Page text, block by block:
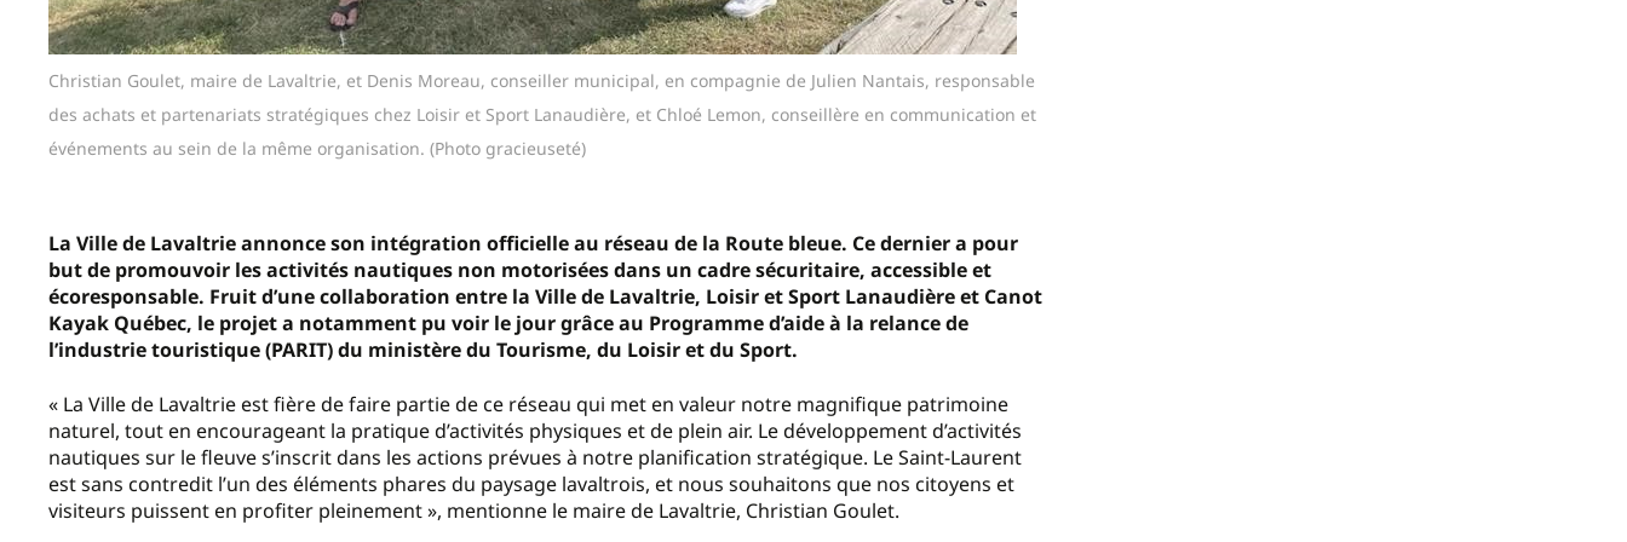
Christian Goulet, maire de Lavaltrie, et Denis Moreau, conseiller municipal, en compagnie de Julien Nantais, responsable
des achats et partenariats stratégiques chez Loisir et Sport Lanaudière, et Chloé Lemon, conseillère en communication et
événements au sein de la même organisation. (Photo gracieuseté)
La Ville de Lavaltrie annonce son intégration officielle au réseau de la Route bleue. Ce dernier a pour
but de promouvoir les activités nautiques non motorisées dans un cadre sécuritaire, accessible et
écoresponsable. Fruit d’une collaboration entre la Ville de Lavaltrie, Loisir et Sport Lanaudière et Canot
Kayak Québec, le projet a notamment pu voir le jour grâce au Programme d’aide à la relance de
l’industrie touristique (PARIT) du ministère du Tourisme, du Loisir et du Sport.
« La Ville de Lavaltrie est fière de faire partie de ce réseau qui met en valeur notre magnifique patrimoine
naturel, tout en encourageant la pratique d’activités physiques et de plein air. Le développement d’activités
nautiques sur le fleuve s’inscrit dans les actions prévues à notre planification stratégique. Le Saint-Laurent
est sans contredit l’un des éléments phares du paysage lavaltrois, et nous souhaitons que nos citoyens et
visiteurs puissent en profiter pleinement », mentionne le maire de Lavaltrie, Christian Goulet.